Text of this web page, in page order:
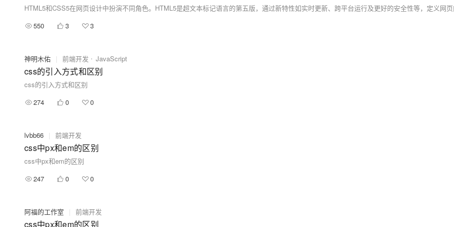
550
3 3
神明木佑 | 前端开发 JavaScript
css的引入方式和区别
css的引入方式和区别
274
0 0
lvbb66 | 前端开发
css中px和em的区别
css中px和em的区别
247
0 0
阿福的工作室 | 前端开发
css中px和em的区别